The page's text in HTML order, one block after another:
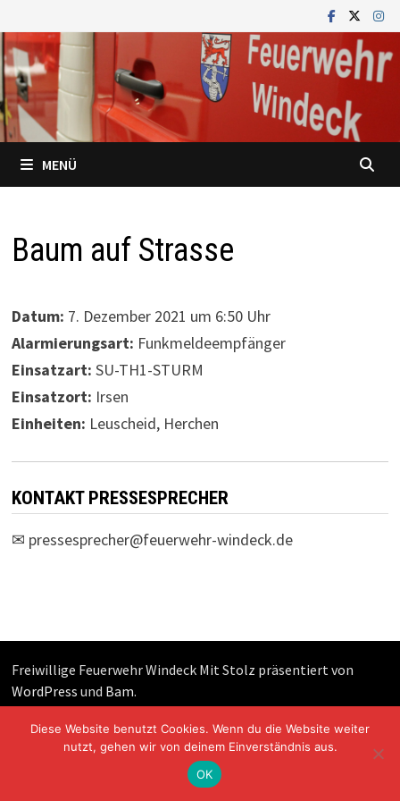
Inhalt
springen
MENÜ
Baum auf Strasse
Datum: 7. Dezember 2021 um 6:50 Uhr
Alarmierungsart: Funkmeldeempfänger
Einsatzart: SU-TH1-STURM
Einsatzort: Irsen
Einheiten: Leuscheid, Herchen
KONTAKT PRESSESPRECHER
✉ pressesprecher@feuerwehr-windeck.de
Freiwillige Feuerwehr Windeck Mit Stolz präsentiert von
WordPress und Bam.
Diese Website benutzt Cookies. Wenn du die Website weiter
nutzt, gehen wir von deinem Einverständnis aus.
OK